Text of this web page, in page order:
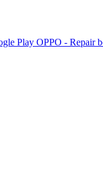
Play OPPO - Repair